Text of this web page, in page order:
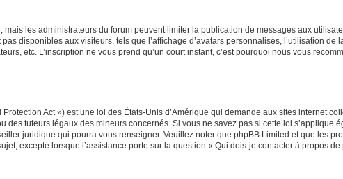
mais les administrateurs du forum peuvent limiter la publication de messages aux
disponibles aux visiteurs, tels que l’affichage d’avatars personnalisés, l’utilisation
etc. L’inscription ne vous prend qu’un court instant, c’est pourquoi nous vous
Act ») est une loi des États-Unis d’Amérique qui demande aux sites internet
des tuteurs légaux des mineurs concernés. Si vous ne savez pas si cette loi s’applique
juridique qui pourra vous renseigner. Veuillez noter que phpBB Limited et que les
excepté lorsque l’assistance porte sur la question « Qui dois-je contacter à propos